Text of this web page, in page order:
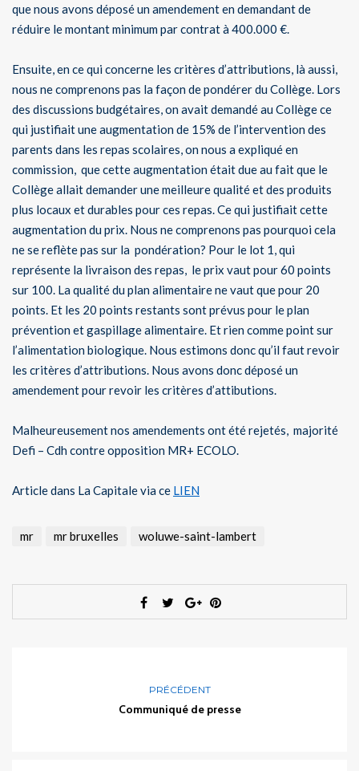
que nous avons déposé un amendement en demandant de
réduire le montant minimum par contrat à 400.000 €.
Ensuite, en ce qui concerne les critères d’attributions, là aussi,
nous ne comprenons pas la façon de pondérer du Collège. Lors
des discussions budgétaires, on avait demandé au Collège ce
qui justifiait une augmentation de 15% de l’intervention des
parents dans les repas scolaires, on nous a expliqué en
commission, que cette augmentation était due au fait que le
Collège allait demander une meilleure qualité et des produits
plus locaux et durables pour ces repas. Ce qui justifiait cette
augmentation du prix. Nous ne comprenons pas pourquoi cela
ne se reflète pas sur la pondération? Pour le lot 1, qui
représente la livraison des repas, le prix vaut pour 60 points
sur 100. La qualité du plan alimentaire ne vaut que pour 20
points. Et les 20 points restants sont prévus pour le plan
prévention et gaspillage alimentaire. Et rien comme point sur
l’alimentation biologique. Nous estimons donc qu’il faut revoir
les critères d’attributions. Nous avons donc déposé un
amendement pour revoir les critères d’attibutions.
Malheureusement nos amendements ont été rejetés, majorité
Defi – Cdh contre opposition MR+ ECOLO.
Article dans La Capitale via ce LIEN
mr mr bruxelles woluwe-saint-lambert
PRÉCÉDENT
Communiqué de presse